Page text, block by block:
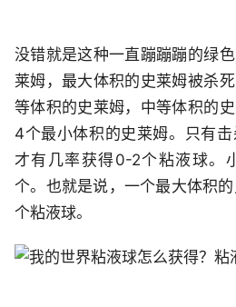
没错就是这种一直蹦蹦蹦的绿
莱姆，最大体积的史莱姆被杀
等体积的史莱姆，中等体积的
4个最小体积的史莱姆。只有击
才有几率获得0-2个粘液球。
个。也就是说，一个最大体积
个粘液球。